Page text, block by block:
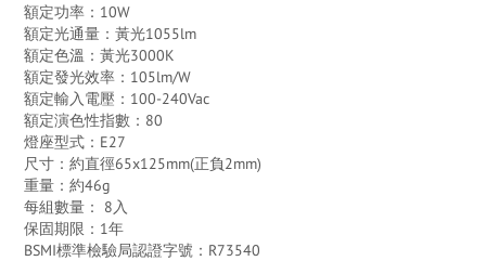
額定功率：10W
額定光通量：黃光1055lm
額定色溫：黃光3000K
額定發光效率：105lm/W
額定輸入電壓：100-240Vac
額定演色性指數：80
燈座型式：E27
尺寸：約直徑65x125mm(正負2mm)
重量：約46g
每組數量： 8入
保固期限：1年
BSMI標準檢驗局認證字號：R73540